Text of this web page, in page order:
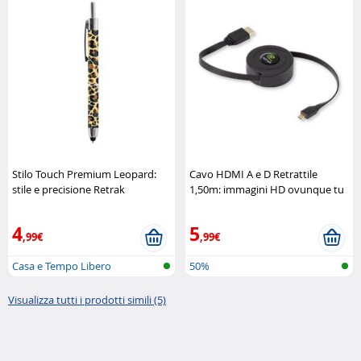
Stilo Touch Premium Leopard:
stile e precisione Retrak
4,99€
Casa e Tempo Libero
Cavo HDMI A e D Retrattile
1,50m: immagini HD ovunque tu
5,99€
50%
Visualizza tutti i prodotti simili (5)